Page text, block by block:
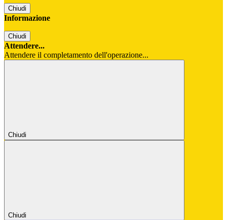
Chiudi
Informazione
Chiudi
Attendere...
Attendere il completamento dell'operazione...
Chiudi
Chiudi